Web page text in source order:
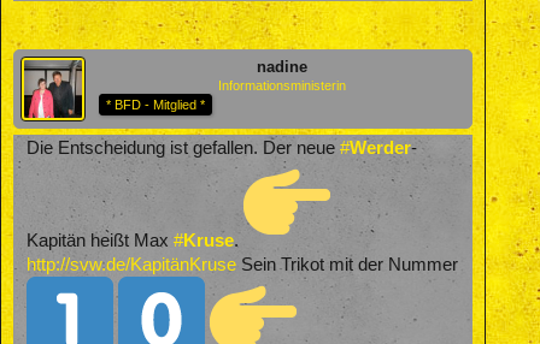
nadine
Informationsministerin
* BFD - Mitglied *
Die Entscheidung ist gefallen. Der neue #Werder-
Kapitän heißt Max #Kruse.
http://svw.de/KapitänKruse Sein Trikot mit der Nummer